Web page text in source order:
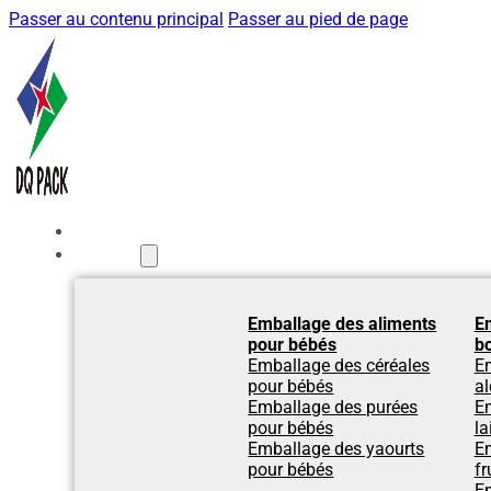
Passer au contenu principal Passer au pied de page
Emballage des aliments
pour bébés
Emballage des céréales
pour bébés
Emballage des purées
pour bébés
Emballage des yaourts
pour bébés